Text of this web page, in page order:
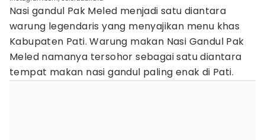
Nasi gandul Pak Meled menjadi satu diantara
warung legendaris yang menyajikan menu khas
Kabupaten Pati. Warung makan Nasi Gandul Pak
Meled namanya tersohor sebagai satu diantara
tempat makan nasi gandul paling enak di Pati.